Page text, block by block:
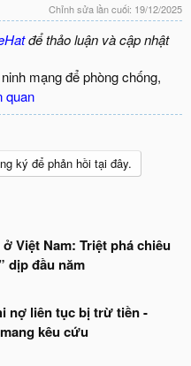
Chỉnh sửa lần cuối: 19/12/2025
để thảo luận và cập nhật
mạng để phòng chống,
quan
ký để phản hồi tại đây.
Việt Nam: Triệt phá chiêu
dịp đầu năm
nợ liên tục bị trừ tiền -
kêu cứu